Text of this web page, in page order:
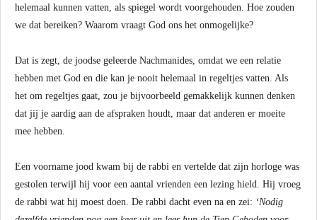
helemaal kunnen vatten, als spiegel wordt voorgehouden. Hoe zouden
we dat bereiken? Waarom vraagt God ons het onmogelijke?
Dat is zegt, de joodse geleerde Nachmanides, omdat we een relatie
hebben met God en die kan je nooit helemaal in regeltjes vatten. Als
het om regeltjes gaat, zou je bijvoorbeeld gemakkelijk kunnen denken
dat jij je aardig aan de afspraken houdt, maar dat anderen er moeite
mee hebben.
Een voorname jood kwam bij de rabbi en vertelde dat zijn horloge was
gestolen terwijl hij voor een aantal vrienden een lezing hield. Hij vroeg
de rabbi wat hij moest doen. De rabbi dacht even na en zei: ‘Nodig